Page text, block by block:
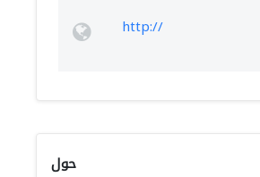
http://
حول